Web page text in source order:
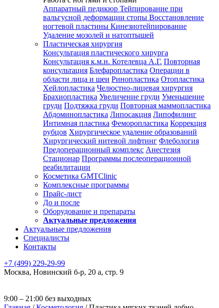
Аппаратный педикюр Тейпирование при
вальгусной деформации стопы Восстановление
ногтевой пластины Кинезиотейпирование
Удаление мозолей и натоптышей
Пластическая хирургия
Консультация пластического хирурга
Консультация к.м.н. Котелевца А.Г. Повторная
консультация Блефаропластика Операции в
области лица и шеи Ринопластика Отопластика
Хейлопластика Челюстно-лицевая хирургия
Брахиопластика Увеличение груди Уменьшение
груди Подтяжка груди Повторная маммопластика
Абдоминопластика Липосакция Липофилинг
Интимная пластика Феморопластика Коррекция
рубцов Хирургическое удаление образований
Хирургический нитевой лифтинг Флебология
Предоперационный комплекс Анестезия
Стационар Программы послеоперационной
реабилитации
Косметика GMTClinic
Комплексные программы
Прайс-лист
До и после
Оборудование и препараты
Актуальные предложения
Актуальные предложения
Специалисты
Контакты
+7 (499) 229-29-99
Москва, Новинский б-р, 20 а, стр. 9
9:00 – 21:00 без выходных